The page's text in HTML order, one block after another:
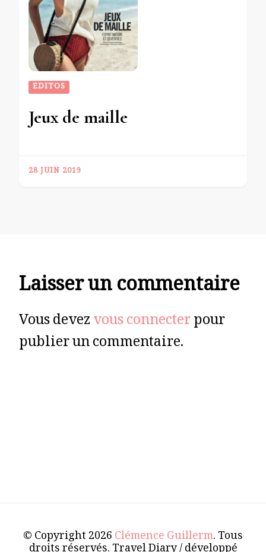
EDITOS
Jeux de maille
28 JUIN 2019
Laisser un commentaire
Vous devezvous connecterpour
publier un commentaire.
© Copyright 2026 Clémence Guillerm. Tous